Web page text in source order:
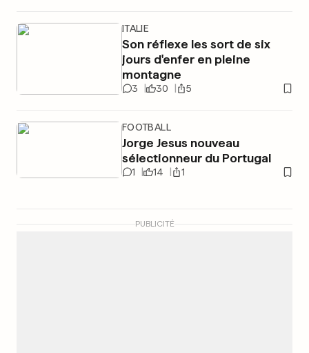
ITALIE
Son réflexe les sort de six
jours d'enfer en pleine
montagne
3 30 5
FOOTBALL
Jorge Jesus nouveau
sélectionneur du Portugal
1 14 1
PUBLICITÉ